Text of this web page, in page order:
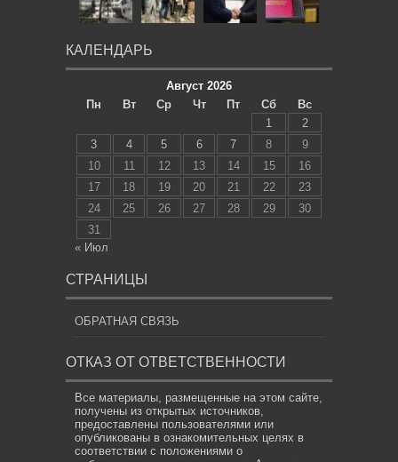
КАЛЕНДАРЬ
Август 2026
Пн
Вт Ср Чт Пт Сб
Вс
1
2
3
4 5 6 7 8
9
10
11 12 13 14 15
16
17
18 19 20 21 22
23
24
25 26 27 28 29
30
31
« Июл
СТРАНИЦЫ
ОБРАТНАЯ СВЯЗЬ
ОТКАЗ ОТ ОТВЕТСТВЕННОСТИ
Все материалы, размещенные на этом сайте,
получены из открытых источников,
предоставлены пользователями или
опубликованы в ознакомительных целях в
соответствии с положениями о